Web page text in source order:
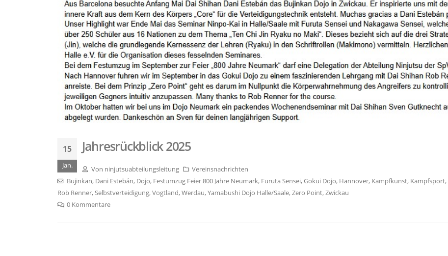
15
Jan.
Jahresrückblick 2025
Von ninjutsuabteilungsleitung
Vereinsnachrichten
Bujinkan, Dani Estebán, Dojo, Festumzug Feier 800 Jahre Neumark, Furuta Sensei,Gokui Dojo, Hannover, Kampfkunst, Kampfsport,
Rob Renner,Selbstverteidigung,Vogtland,Werdau,Yamabushi Dojo Halle/Saale,Zero Point,Zwickau
0 Kommentare